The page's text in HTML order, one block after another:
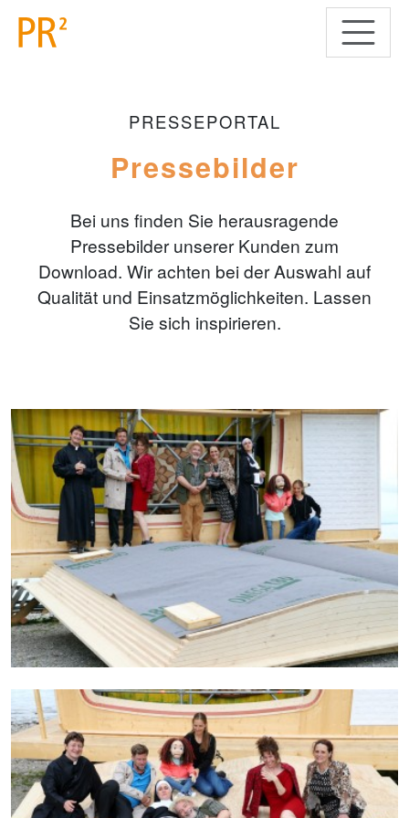
PRESSEPORTAL
Pressebilder
Bei uns finden Sie herausragende
Pressebilder unserer Kunden zum
Download. Wir achten bei der Auswahl auf
Qualität und Einsatzmöglichkeiten. Lassen
Sie sich inspirieren.